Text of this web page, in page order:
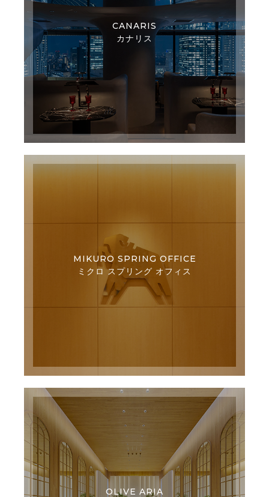
CANARIS
カナリス
MIKURO SPRING OFFICE
ミクロ スプリング オフィス
OLIVE ARIA